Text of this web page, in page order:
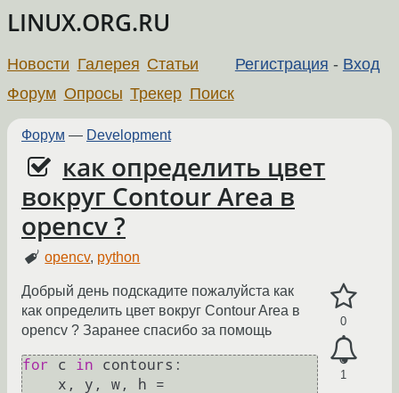
LINUX.ORG.RU
Регистрация - Вход
Новости Галерея Статьи
Форум Опросы Трекер Поиск
Форум — Development
как определить цвет
вокруг Contour Area в
openсv ?
opencv, python
0
1
Добрый день подскадите пожалуйста как
как определить цвет вокруг Contour Area в
openсv ? Заранее спасибо за помощь
for c in contours: